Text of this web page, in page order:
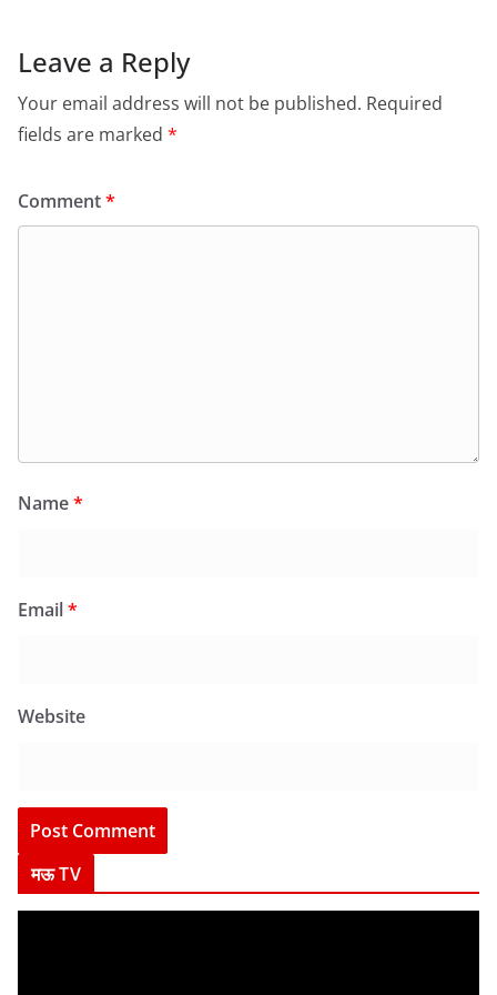
Leave a Reply
Your email address will not be published. Required
fields are marked *
Comment*
Name*
Email*
Website
मऊ TV